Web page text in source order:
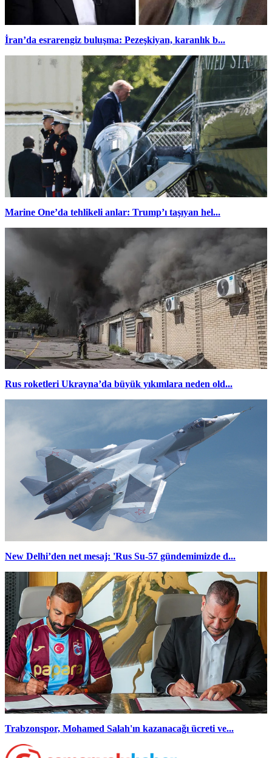
İran’da esrarengiz buluşma: Pezeşkiyan, karanlık b...
Marine One’da tehlikeli anlar: Trump’ı taşıyan hel...
Rus roketleri Ukrayna’da büyük yıkımlara neden old...
New Delhi’den net mesaj: 'Rus Su-57 gündemimizde d...
Trabzonspor, Mohamed Salah'ın kazanacağı ücreti ve...